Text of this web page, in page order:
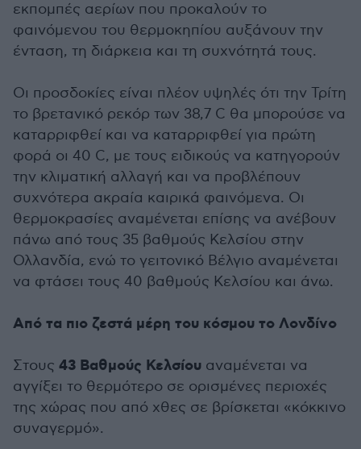
εκπομπές αερίων που προκαλούν το
φαινόμενου του θερμοκηπίου αυξάνουν την
ένταση, τη διάρκεια και τη συχνότητά τους.
Οι προσδοκίες είναι πλέον υψηλές ότι την Τρίτη
το βρετανικό ρεκόρ των 38,7 C θα μπορούσε να
καταρριφθεί και να καταρριφθεί για πρώτη
φορά οι 40 C, με τους ειδικούς να κατηγορούν
την κλιματική αλλαγή και να προβλέπουν
συχνότερα ακραία καιρικά φαινόμενα. Οι
θερμοκρασίες αναμένεται επίσης να ανέβουν
πάνω από τους 35 βαθμούς Κελσίου στην
Ολλανδία, ενώ το γειτονικό Βέλγιο αναμένεται
να φτάσει τους 40 βαθμούς Κελσίου και άνω.
Από τα πιο ζεστά μέρη του κόσμου το Λονδίνο
Στους 43 Βαθμούς Κελσίου αναμένεται να
αγγίξει το θερμότερο σε ορισμένες περιοχές
της χώρας που από χθες σε βρίσκεται «κόκκινο
συναγερμό».